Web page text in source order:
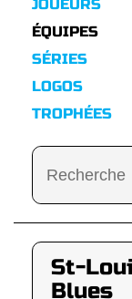
JOUEURS
ÉQUIPES
SÉRIES
LOGOS
TROPHÉES
St-
Blues